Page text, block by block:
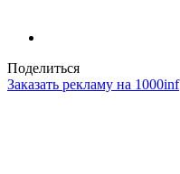
Поделиться
Заказать рекламу на 1000inf